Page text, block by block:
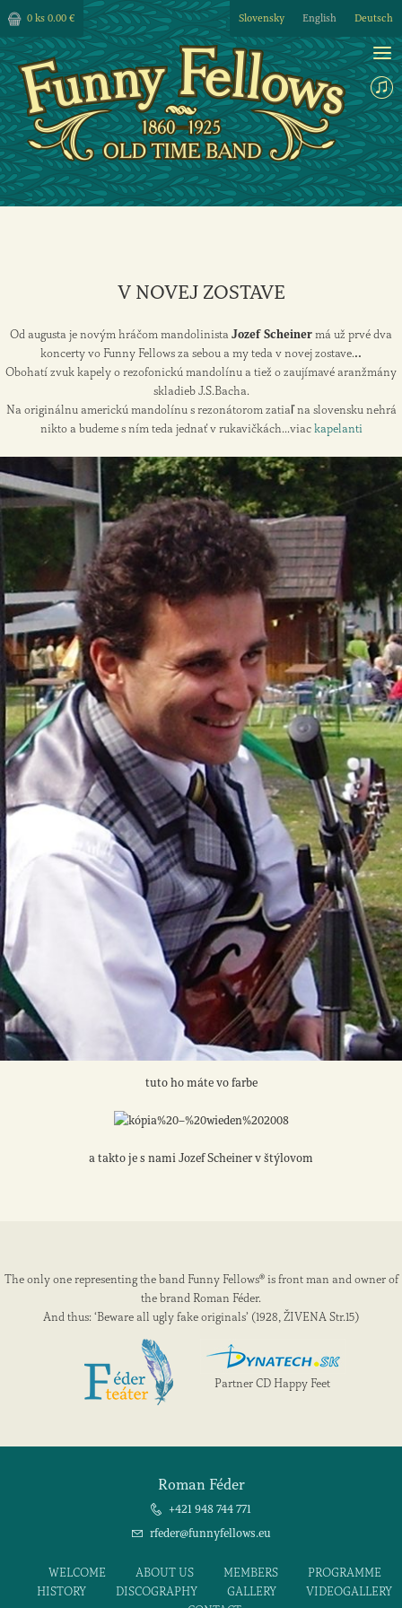
0 ks 0.00 € Slovensky English Deutsch
V NOVEJ ZOSTAVE
Od augusta je novým hráčom mandolinista Jozef Scheinermá už prvé dva
koncerty vo Funny Fellows za sebou a my teda v novej zostave...
Obohatí zvuk kapely o rezofonickú mandolínu a tiež o zaujímavé aranžmány
skladieb J.S.Bacha.
Na originálnu americkú mandolínu s rezonátorom zatiaľ na slovensku nehrá
nikto a budeme s ním teda jednať v rukavičkách...viackapelanti
tuto ho máte vo farbe
a takto je s nami Jozef Scheiner v štýlovom
The only one representing the band Funny Fellows® is front man and owner of
the brand Roman Féder.
And thus: ‘Beware all ugly fake originals’ (1928, ŽIVENA Str.15)
Partner CD Happy Feet
Roman Féder
+421 948 744 771
rfeder@funnyfellows.eu
WELCOME ABOUT US MEMBERS
PROGRAMME
HISTORY
DISCOGRAPHY GALLERY
VIDEOGALLERY